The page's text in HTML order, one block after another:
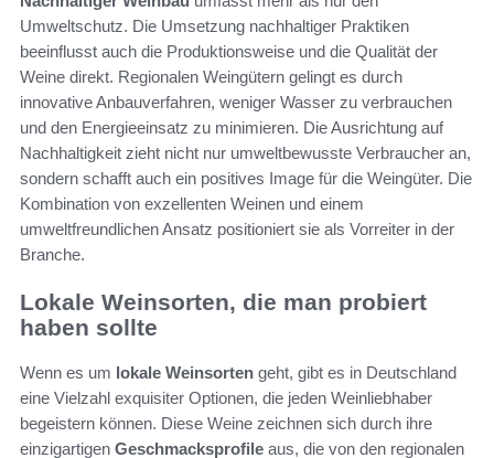
Umweltschutz. Die Umsetzung nachhaltiger Praktiken
beeinflusst auch die Produktionsweise und die Qualität der
Weine direkt. Regionalen Weingütern gelingt es durch
innovative Anbauverfahren, weniger Wasser zu verbrauchen
und den Energieeinsatz zu minimieren. Die Ausrichtung auf
Nachhaltigkeit zieht nicht nur umweltbewusste Verbraucher an,
sondern schafft auch ein positives Image für die Weingüter. Die
Kombination von exzellenten Weinen und einem
umweltfreundlichen Ansatz positioniert sie als Vorreiter in der
Branche.
Lokale Weinsorten, die man probiert
haben sollte
Wenn es um lokale Weinsorten geht, gibt es in Deutschland
eine Vielzahl exquisiter Optionen, die jeden Weinliebhaber
begeistern können. Diese Weine zeichnen sich durch ihre
einzigartigen Geschmacksprofile aus, die von den regionalen